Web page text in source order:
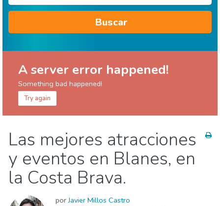
Buscar
A server error happened!
Something bad happened!
Try again
Agenda de eventos
Familia & niños
Naturaleza & aire libre
Playas
Las mejores atracciones
y eventos en Blanes, en
la Costa Brava.
porJavier Millos Castro